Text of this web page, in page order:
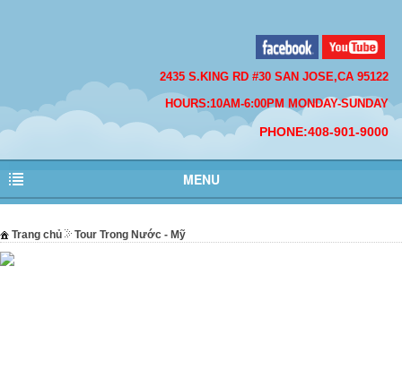
2435 S.KING RD #30 SAN JOSE,CA 95122
HOURS:10AM-6:00PM MONDAY-SUNDAY
PHONE:408-901-9000
MENU
Trang chủ Tour Trong Nước - Mỹ